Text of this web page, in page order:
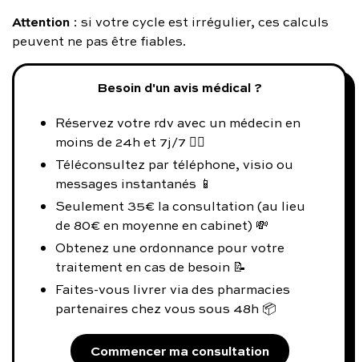
Attention : si votre cycle est irrégulier, ces calculs
peuvent ne pas être fiables.
Besoin d'un avis médical ?
Réservez votre rdv avec un médecin en
moins de 24h et 7j/7 👨‍⚕️
Téléconsultez par téléphone, visio ou
messages instantanés 📱
Seulement 35€ la consultation (au lieu
de 80€ en moyenne en cabinet) 💸
Obtenez une ordonnance pour votre
traitement en cas de besoin 📝
Faites-vous livrer via des pharmacies
partenaires chez vous sous 48h 📦
Commencer ma consultation